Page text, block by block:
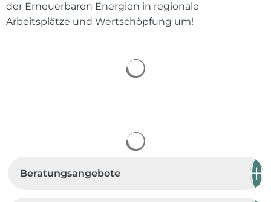
der Erneuerbaren Energien in regionale
Arbeitsplätze und Wertschöpfung um!
Beratungsangebote